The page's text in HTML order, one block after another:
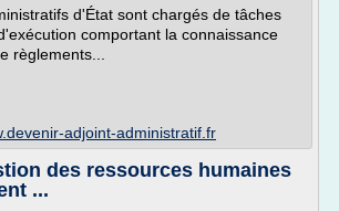
d'État sont chargés de tâches
comportant la connaissance
règlements...
adjoint-administratif.fr
des ressources humaines
...